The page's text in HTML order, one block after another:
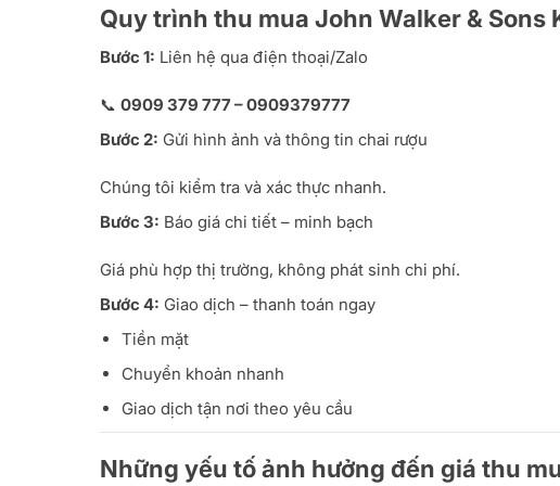
Quy trình thu mua John Walker &
Bước 1: Liên hệ qua điện thoại/Zalo
📞 0909 379 777 – 0909379777
Bước 2: Gửi hình ảnh và thông tin chai rượu
Chúng tôi kiểm tra và xác thực nhanh.
Bước 3: Báo giá chi tiết – minh bạch
Giá phù hợp thị trường, không phát sinh chi phí.
Bước 4: Giao dịch – thanh toán ngay
Tiền mặt
Chuyển khoản nhanh
Giao dịch tận nơi theo yêu cầu
Những yếu tố ảnh hưởng đến giá thu